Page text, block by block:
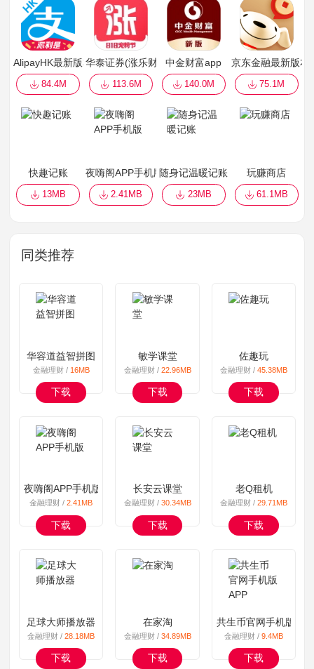
AlipayHK最新版本
84.4M
华泰证券(涨乐财富通)
113.6M
中金财富app
140.0M
京东金融最新版本
75.1M
快趣记账
13MB
夜嗨阁APP手机版
2.41MB
随身记温暖记账
23MB
玩赚商店
61.1MB
同类推荐
华容道益智拼图
金融理财 / 16MB
下载
敏学课堂
金融理财 / 22.96MB
下载
佐趣玩
金融理财 /45.38MB
下载
夜嗨阁APP手机版
金融理财 / 2.41MB
下载
长安云课堂
金融理财 / 30.34MB
下载
老Q租机
金融理财 /29.71MB
下载
足球大师播放器
金融理财 / 28.18MB
下载
在家淘
金融理财 / 34.89MB
下载
共生币官网手机版APP
金融理财 /9.4MB
下载